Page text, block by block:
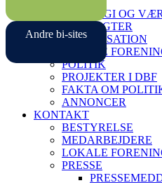
Andre bi-sites
STRATEGI OG
VEDTÆGTER
ORGANISATION
LOKALE
POLITIK
PROJEKTER I DBF
FAKTA OM
ANNONCER
KONTAKT
BESTYRELSE
MEDARBEJDERE
LOKALE
PRESSE